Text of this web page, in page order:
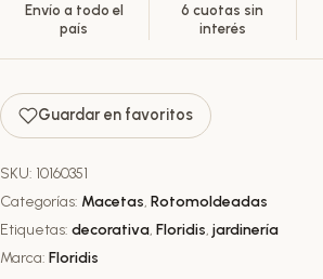
Envío a todo el
país
6 cuotas sin
interés
Guardar en favoritos
SKU: 10160351
Categorías: Macetas, Rotomoldeadas
Etiquetas: decorativa, Floridis, jardinería
Marca: Floridis